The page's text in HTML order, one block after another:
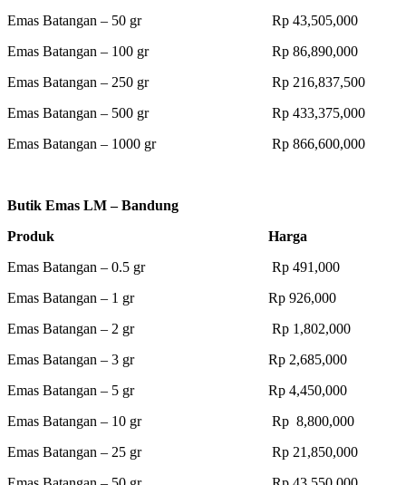
Emas Batangan – 50 gr Rp 43,505,000
Emas Batangan – 100 gr Rp 86,890,000
Emas Batangan – 250 gr Rp 216,837,500
Emas Batangan – 500 gr Rp 433,375,000
Emas Batangan – 1000 gr Rp 866,600,000
Butik Emas LM – Bandung
Produk Harga
Emas Batangan – 0.5 gr Rp 491,000
Emas Batangan – 1 gr Rp 926,000
Emas Batangan – 2 gr Rp 1,802,000
Emas Batangan – 3 gr Rp 2,685,000
Emas Batangan – 5 gr Rp 4,450,000
Emas Batangan – 10 gr Rp 8,800,000
Emas Batangan – 25 gr Rp 21,850,000